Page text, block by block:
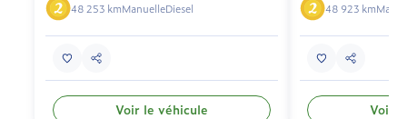
48 253 kmManuelleDiesel
Voir le véhicule
48 923 km
Voir